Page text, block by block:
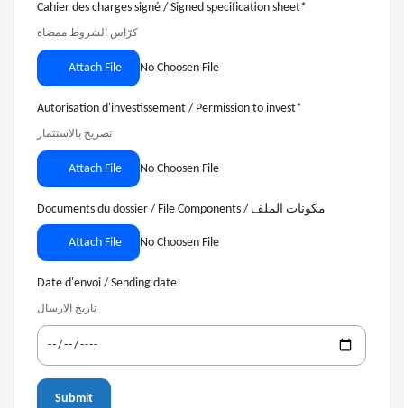
Cahier des charges signé / Signed specification sheet*
كرّاس الشروط ممضاة
Attach File No Choosen File
Autorisation d'investissement / Permission to invest*
تصريح بالاستثمار
Attach File No Choosen File
Documents du dossier / File Components / مكونات الملف
Attach File No Choosen File
Date d'envoi / Sending date
تاريخ الارسال
Submit